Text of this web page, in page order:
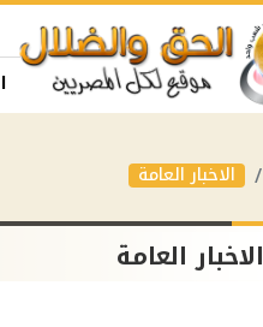
الاخبار العامة
الاخبار العامة